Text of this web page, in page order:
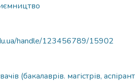
handle/123456789/15902
(бакалаврів. магістрів,